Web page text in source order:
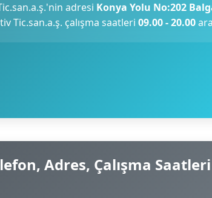
adresi Konya Yolu No:202
Tic.san.a.ş. çalışma saatleri 09.00 - 20.00
Adres, Çalışma Saatleri